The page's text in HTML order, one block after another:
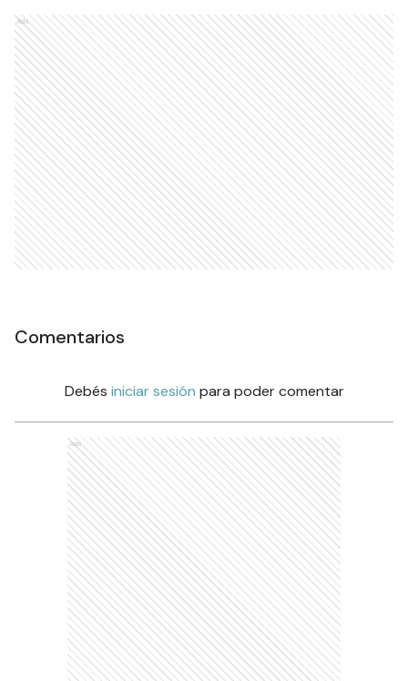
Ads
Comentarios
Debés iniciar sesión para poder comentar
Ads